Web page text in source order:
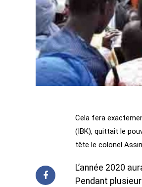
Cela fera
(IBK), quittait le
tête le colonel
L’année 2020
Pendant